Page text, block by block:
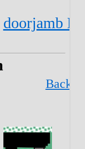
doorjamb
Back